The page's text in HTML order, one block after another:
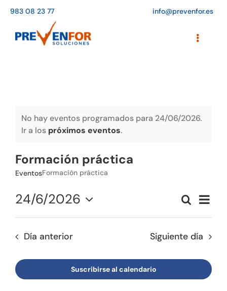
contenido
983 08 23 77 info@prevenfor.es
Toggle
Agenda de cursos
Adaptación a la LOPD
Blog
Tienda online
Contacto
No hay eventos programados para 24/06/2026.
Ir a los próximos eventos.
Formación práctica
EventosFormación práctica
y
vistas
Buscar
vistas
de
Día
24/6/2026
Seleccionar
Día anterior Siguiente día
Suscribirse al calendario